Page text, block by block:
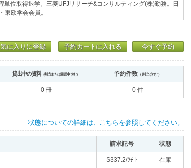
単位取得退学。三菱UFJリサーチ&コンサルティング(株)勤務。日
東欧学会会員。
に入りに登録 予約カートに入れる 今すぐ予約
貸出中の資料（割当または回送中含む） 予約件数（割当含む）
0 冊 0 件
状態についての詳細は、こちらを参照してください。
請求記号 状態
S337.2/ﾂﾁ ﾄ 在庫